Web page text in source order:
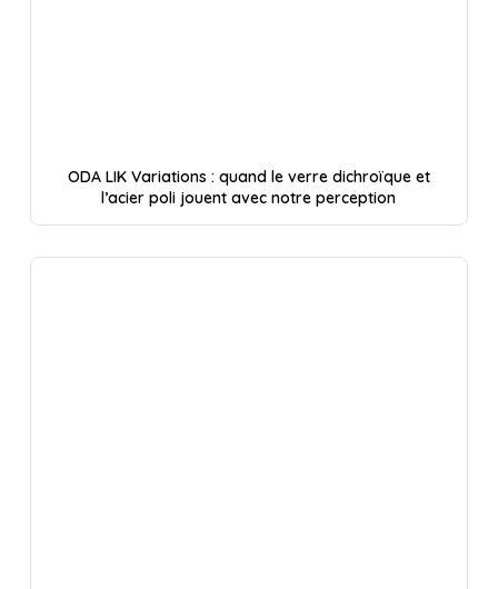
ODA LIK Variations : quand le verre dichroïque et
l’acier poli jouent avec notre perception